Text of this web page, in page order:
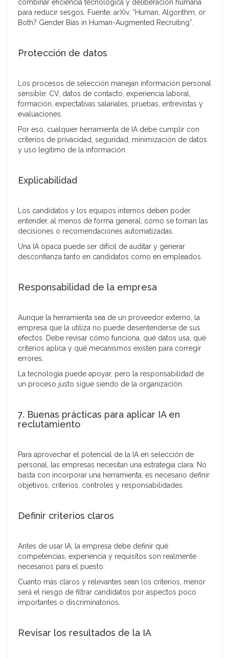
combinar eficiencia tecnológica y deliberación humana
para reducir sesgos. Fuente: arXiv, “Human, Algorithm, or
Both? Gender Bias in Human-Augmented Recruiting”.
Protección de datos
Los procesos de selección manejan información personal
sensible: CV, datos de contacto, experiencia laboral,
formación, expectativas salariales, pruebas, entrevistas y
evaluaciones.
Por eso, cualquier herramienta de IA debe cumplir con
criterios de privacidad, seguridad, minimización de datos
y uso legítimo de la información.
Explicabilidad
Los candidatos y los equipos internos deben poder
entender, al menos de forma general, cómo se toman las
decisiones o recomendaciones automatizadas.
Una IA opaca puede ser difícil de auditar y generar
desconfianza tanto en candidatos como en empleados.
Responsabilidad de la empresa
Aunque la herramienta sea de un proveedor externo, la
empresa que la utiliza no puede desentenderse de sus
efectos. Debe revisar cómo funciona, qué datos usa, qué
criterios aplica y qué mecanismos existen para corregir
errores.
La tecnología puede apoyar, pero la responsabilidad de
un proceso justo sigue siendo de la organización.
7. Buenas prácticas para aplicar IA en
reclutamiento
Para aprovechar el potencial de la IA en selección de
personal, las empresas necesitan una estrategia clara. No
basta con incorporar una herramienta; es necesario definir
objetivos, criterios, controles y responsabilidades.
Definir criterios claros
Antes de usar IA, la empresa debe definir qué
competencias, experiencia y requisitos son realmente
necesarios para el puesto.
Cuanto más claros y relevantes sean los criterios, menor
será el riesgo de filtrar candidatos por aspectos poco
importantes o discriminatorios.
Revisar los resultados de la IA